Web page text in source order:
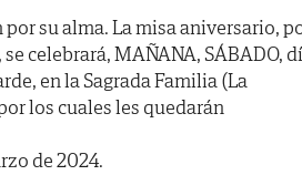
su alma. La misa aniversario,
celebrará, MAÑANA, SÁBADO,
en la Sagrada Familia (La
los cuales les quedarán
de 2024.